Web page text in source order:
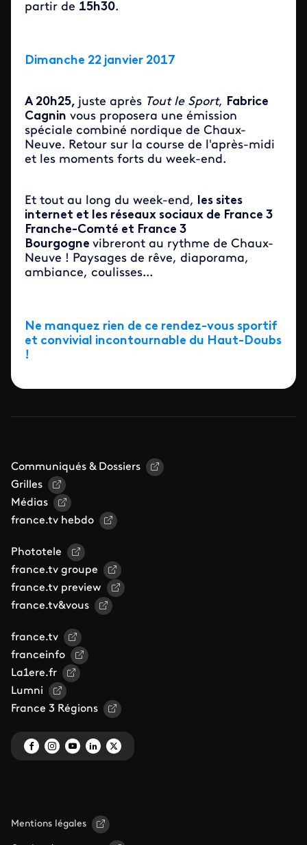
partir de 15h30.
Dimanche 22 janvier 2017
A 20h25, juste après Tout le Sport, Fabrice
Cagnin vous proposera une émission
spéciale combiné nordique de Chaux-
Neuve. Retour sur la course de l'après-midi
et les moments forts du week-end.
Et tout au long du week-end, les sites
internet et les réseaux sociaux de France 3
Franche-Comté et France 3
Bourgogne vibreront au rythme de Chaux-
Neuve ! Paysages de rêve, diaporama,
ambiance, coulisses...
Ne manquez rien de ce rendez-vous sportif
et convivial incontournable du Haut-Doubs
!
Communiqués & Dossiers
Grilles
Médias
france.tv hebdo
Phototele
france.tv groupe
france.tv preview
france.tv&vous
france.tv
franceinfo
La1ere.fr
Lumni
France 3 Régions
Mentions légales